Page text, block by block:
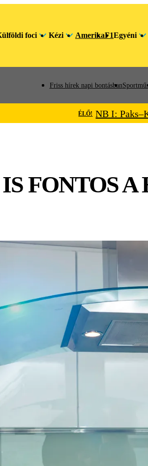
foci Kézi AmerikaF1Egyéni
Friss hírek napi bontásban
ÉLŐ! NB I:
FONTOS